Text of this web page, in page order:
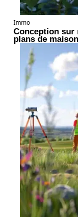
Immo
Conception sur
plans de